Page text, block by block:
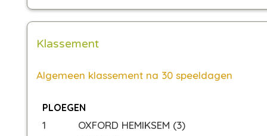
Klassement
Algemeen klassement na 30 speeldagen
PLOEGEN
1
OXFORD HEMIKSEM (3)